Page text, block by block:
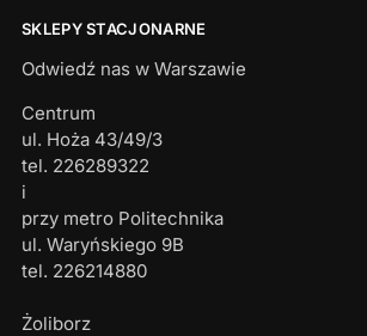
SKLEPY STACJONARNE
Odwiedź nas w Warszawie
Centrum
ul. Hoża 43/49/3
tel. 226289322
i
przy metro Politechnika
ul. Waryńskiego 9B
tel. 226214880
Żoliborz